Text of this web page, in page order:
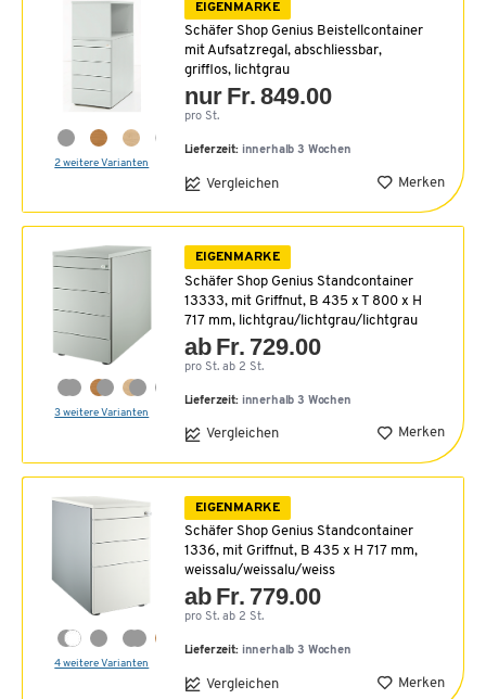
2 weitere Varianten
EIGENMARKE
Schäfer Shop Genius Beistellcontainer
mit Aufsatzregal, abschliessbar,
grifflos, lichtgrau
nur Fr. 849.00
pro St.
Lieferzeit: innerhalb 3 Wochen
Vergleichen Merken
3 weitere Varianten
EIGENMARKE
Schäfer Shop Genius Standcontainer
13333, mit Griffnut, B 435 x T 800 x H
717 mm, lichtgrau/lichtgrau/lichtgrau
ab Fr. 729.00
pro St. ab 2 St.
Lieferzeit: innerhalb 3 Wochen
Vergleichen Merken
4 weitere Varianten
EIGENMARKE
Schäfer Shop Genius Standcontainer
1336, mit Griffnut, B 435 x H 717 mm,
weissalu/weissalu/weiss
ab Fr. 779.00
pro St. ab 2 St.
Lieferzeit: innerhalb 3 Wochen
Vergleichen Merken